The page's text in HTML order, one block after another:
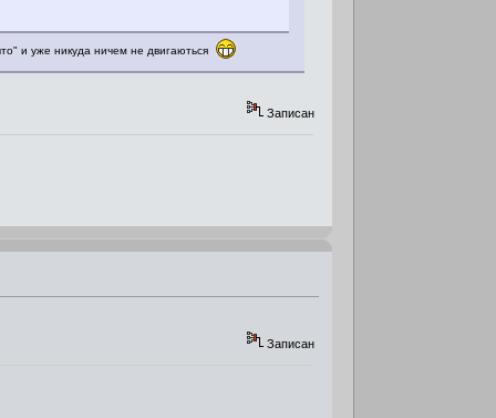
и уже никуда ничем не двигаються
Записан
Записан